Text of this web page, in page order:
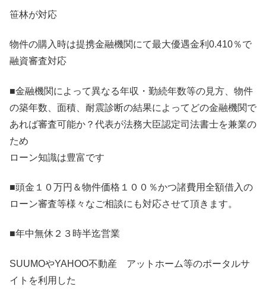
笹林が対応
物件の購入時は提携金融機関にて最大優遇金利0.410％で
融資審査対応
■金融機関によって異なる年収・勤続年数等の見方、物件
の築年数、面積、耐震診断の結果によってどの金融機関で
あれば審査可能か？代表が法務大臣認定司法書士を兼業の
ため
ローン知識は豊富です
■頭金１０万円＆物件価格１００％かつ諸費用全額借入の
ローン審査等様々なご相談にも対応させて頂きます。
■年中無休２３時半迄営業
SUUMOやYAHOO不動産 アットホーム等のポータルサ
イトを利用した